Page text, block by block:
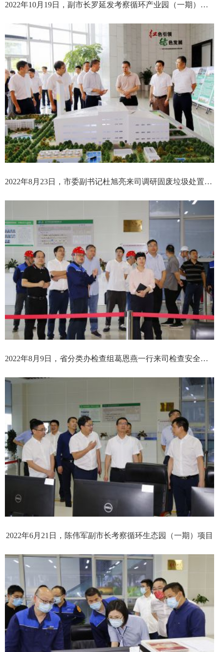
2022年10月19日，副市长罗延发考察循环产业园（一期）项目
2022年8月23日，市委副书记杜旭亮来司调研固废垃圾处置情况
2022年8月9日，省分类办检查组葛恩燕一行来司检查安全生产工作
2022年6月21日，陈伟军副市长考察循环生态园（一期）项目